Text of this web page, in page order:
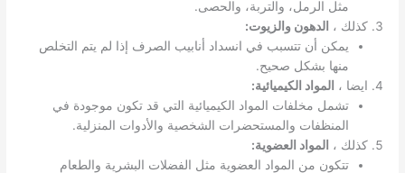
مثل الرمل، والتربة، والحصى.
كذلك ، الدهون والزيوت:
يمكن أن تتسبب في انسداد أنابيب الصرف إذا لم يتم التخلص
منها بشكل صحيح.
ايضا ، المواد الكيميائية:
تشمل مخلفات المواد الكيميائية التي قد تكون موجودة في
المنظفات والمستحضرات الشخصية والأدوات المنزلية.
كذلك ، المواد العضوية:
تتكون من المواد العضوية مثل الفضلات البشرية والطعام